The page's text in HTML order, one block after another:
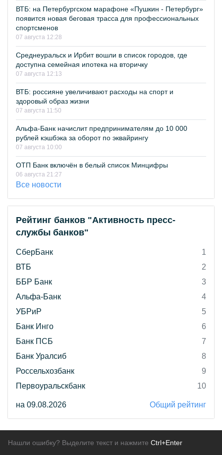
ВТБ: на Петербургском марафоне «Пушкин - Петербург»
появится новая беговая трасса для профессиональных
спортсменов
07 августа 12:28
Среднеуральск и Ирбит вошли в список городов, где
доступна семейная ипотека на вторичку
07 августа 12:13
ВТБ: россияне увеличивают расходы на спорт и
здоровый образ жизни
07 августа 11:50
Альфа-Банк начислит предпринимателям до 10 000
рублей кэшбэка за оборот по эквайрингу
07 августа 10:00
ОТП Банк включён в белый список Минцифры
06 августа 21:27
Все новости
Рейтинг банков "Активность пресс-
службы банков"
СберБанк
1
ВТБ
2
ББР Банк
3
Альфа-Банк
4
УБРиР
5
Банк Инго
6
Банк ПСБ
7
Банк Уралсиб
8
Россельхозбанк
9
Первоуральскбанк
10
на 09.08.2026 Общий рейтинг
Нашли ошибку? Выделите текст и нажмите Ctrl+Enter